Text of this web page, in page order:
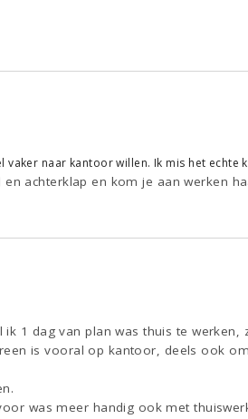
naar kantoor willen. Ik mis het echte
achterklap en kom je aan werken
1 dag van plan was thuis te
is vooral op kantoor, deels ook
was meer handig ook met